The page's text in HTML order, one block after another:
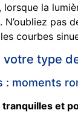
lorsque la
N’oubliez pas
courbes
type
: moments
tranquilles et